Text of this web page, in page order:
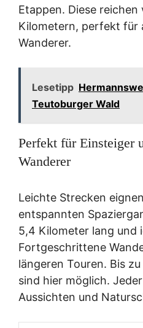
Etappen. Diese reichen
Kilometern, perfekt für
Wanderer.
Lesetipp
Teutoburger Wald
Perfekt für Einsteiger
Wanderer
Leichte Strecken
entspannten
5,4 Kilometer lang und
Fortgeschrittene
längeren Touren. Bis
sind hier möglich.
Aussichten und